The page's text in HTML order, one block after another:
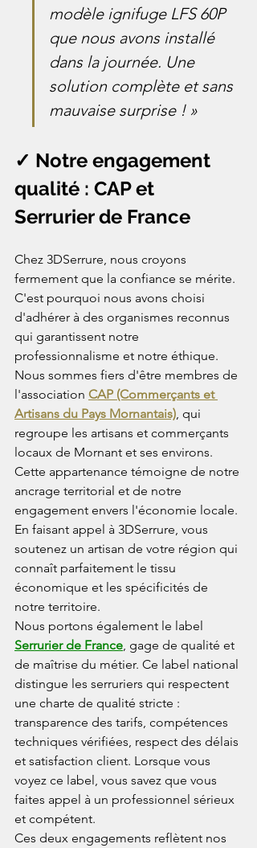
modèle ignifuge LFS 60P
que nous avons installé
dans la journée. Une
solution complète et sans
mauvaise surprise ! »
✓ Notre engagement
qualité : CAP et
Serrurier de France
Chez 3DSerrure, nous croyons
fermement que la confiance se mérite.
C'est pourquoi nous avons choisi
d'adhérer à des organismes reconnus
qui garantissent notre
professionnalisme et notre éthique.
Nous sommes fiers d'être membres de
l'association CAP (Commerçants et
Artisans du Pays Mornantais) , qui
regroupe les artisans et commerçants
locaux de Mornant et ses environs.
Cette appartenance témoigne de notre
ancrage territorial et de notre
engagement envers l'économie locale.
En faisant appel à 3DSerrure, vous
soutenez un artisan de votre région qui
connaît parfaitement le tissu
économique et les spécificités de
notre territoire.
Nous portons également le label
Serrurier de France , gage de qualité et
de maîtrise du métier. Ce label national
distingue les serruriers qui respectent
une charte de qualité stricte :
transparence des tarifs, compétences
techniques vérifiées, respect des délais
et satisfaction client. Lorsque vous
voyez ce label, vous savez que vous
faites appel à un professionnel sérieux
et compétent.
Ces deux engagements reflètent nos